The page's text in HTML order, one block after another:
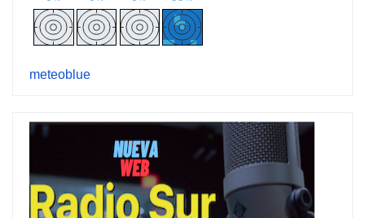
meteoblue